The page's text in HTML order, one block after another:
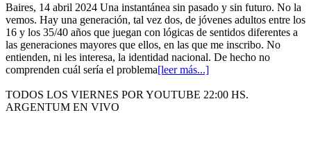
Baires, 14 abril 2024 Una instantánea sin pasado y sin futuro. No la
vemos. Hay una generación, tal vez dos, de jóvenes adultos entre los
16 y los 35/40 años que juegan con lógicas de sentidos diferentes a
las generaciones mayores que ellos, en las que me inscribo. No
entienden, ni les interesa, la identidad nacional. De hecho no
comprenden cuál sería el problema[leer más...]
TODOS LOS VIERNES POR YOUTUBE 22:00 HS.
ARGENTUM EN VIVO